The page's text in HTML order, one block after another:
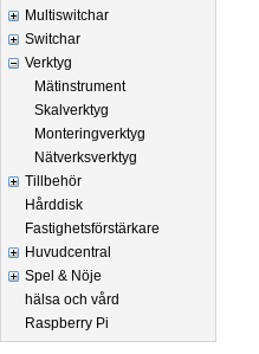
Multiswitchar
Switchar
Verktyg
Mätinstrument
Skalverktyg
Monteringverktyg
Nätverksverktyg
Tillbehör
Hårddisk
Fastighetsförstärkare
Huvudcentral
Spel & Nöje
hälsa och vård
Raspberry Pi